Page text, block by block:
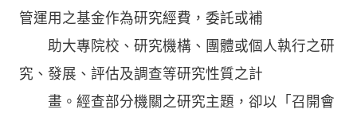
管運用之基金作為研究經費，委託或補
助大專院校、研究機構、團體或個人執行之研
究、發展、評估及調查等研究性質之計
畫。經查部分機關之研究主題，卻以「召開會